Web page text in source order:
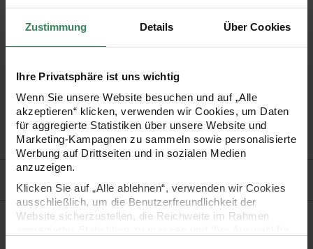
Zustimmung Details Über Cookies
Ihre Privatsphäre ist uns wichtig
Wenn Sie unsere Website besuchen und auf „Alle
akzeptieren“ klicken, verwenden wir Cookies, um Daten
für aggregierte Statistiken über unsere Website und
Marketing-Kampagnen zu sammeln sowie personalisierte
Werbung auf Drittseiten und in sozialen Medien
anzuzeigen.
Klicken Sie auf „Alle ablehnen“, verwenden wir Cookies
ausschließlich, um die Benutzerfreundlichkeit der
Website sicherzustellen, die Reichweite im Rahmen
Ein bewährter Helfer, auf den kein Schmuckdesigner
Ihnen selbst das Auffädeln kleinster Perlen problemlos.
Maße: 0,46mm dünn, 11,5cm lang
Inhalt: 10 Stück
Hersteller
Kaufempfehlung